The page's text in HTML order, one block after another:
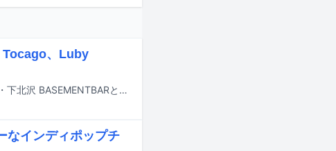
Tocago、Luby
DYGLのライブイベント「Crossing 2026 After Party」が、5月5日に東京・下北沢 BASEMENTBARと下北沢THREEで開催される。
なインディポップチ